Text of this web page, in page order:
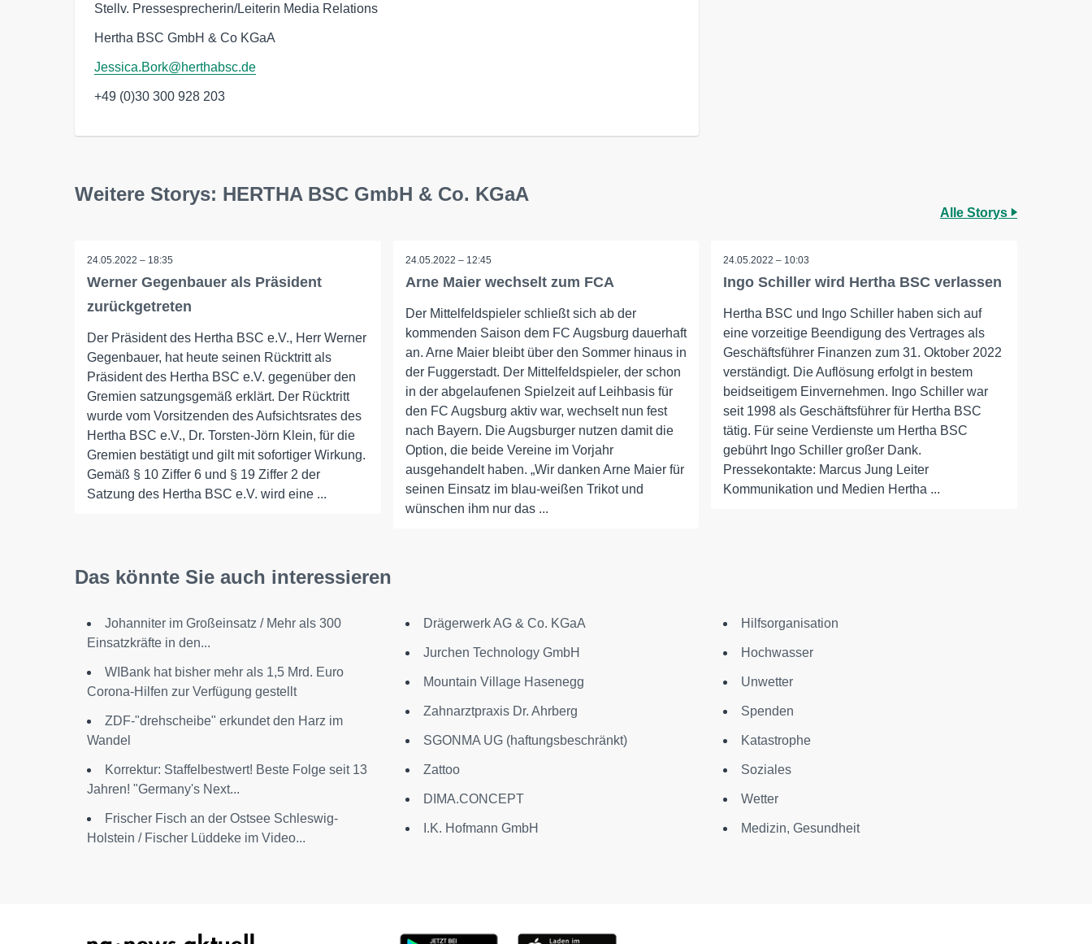
Stellv. Pressesprecherin/Leiterin Media Relations
Hertha BSC GmbH & Co KGaA
Jessica.Bork@herthabsc.de
+49 (0)30 300 928 203
Weitere Storys: HERTHA BSC GmbH & Co. KGaA
Alle Storys
24.05.2022 – 18:35
Werner Gegenbauer als Präsident
zurückgetreten
Der Präsident des Hertha BSC e.V., Herr Werner
Gegenbauer, hat heute seinen Rücktritt als
Präsident des Hertha BSC e.V. gegenüber den
Gremien satzungsgemäß erklärt. Der Rücktritt
wurde vom Vorsitzenden des Aufsichtsrates des
Hertha BSC e.V., Dr. Torsten-Jörn Klein, für die
Gremien bestätigt und gilt mit sofortiger Wirkung.
Gemäß § 10 Ziffer 6 und § 19 Ziffer 2 der
Satzung des Hertha BSC e.V. wird eine ...
24.05.2022 – 12:45
Arne Maier wechselt zum FCA
Der Mittelfeldspieler schließt sich ab der
kommenden Saison dem FC Augsburg dauerhaft
an. Arne Maier bleibt über den Sommer hinaus in
der Fuggerstadt. Der Mittelfeldspieler, der schon
in der abgelaufenen Spielzeit auf Leihbasis für
den FC Augsburg aktiv war, wechselt nun fest
nach Bayern. Die Augsburger nutzen damit die
Option, die beide Vereine im Vorjahr
ausgehandelt haben. „Wir danken Arne Maier für
seinen Einsatz im blau-weißen Trikot und
wünschen ihm nur das ...
24.05.2022 – 10:03
Ingo Schiller wird Hertha BSC verlassen
Hertha BSC und Ingo Schiller haben sich auf
eine vorzeitige Beendigung des Vertrages als
Geschäftsführer Finanzen zum 31. Oktober 2022
verständigt. Die Auflösung erfolgt in bestem
beidseitigem Einvernehmen. Ingo Schiller war
seit 1998 als Geschäftsführer für Hertha BSC
tätig. Für seine Verdienste um Hertha BSC
gebührt Ingo Schiller großer Dank.
Pressekontakte: Marcus Jung Leiter
Kommunikation und Medien Hertha ...
Das könnte Sie auch interessieren
Johanniter im Großeinsatz / Mehr als 300
Einsatzkräfte in den...
WIBank hat bisher mehr als 1,5 Mrd. Euro
Corona-Hilfen zur Verfügung gestellt
ZDF-"drehscheibe" erkundet den Harz im
Wandel
Korrektur: Staffelbestwert! Beste Folge seit 13
Jahren! "Germany's Next...
Frischer Fisch an der Ostsee Schleswig-
Holstein / Fischer Lüddeke im Video...
Drägerwerk AG & Co. KGaA
Jurchen Technology GmbH
Mountain Village Hasenegg
Zahnarztpraxis Dr. Ahrberg
SGONMA UG (haftungsbeschränkt)
Zattoo
DIMA.CONCEPT
I.K. Hofmann GmbH
Hilfsorganisation
Hochwasser
Unwetter
Spenden
Katastrophe
Soziales
Wetter
Medizin, Gesundheit